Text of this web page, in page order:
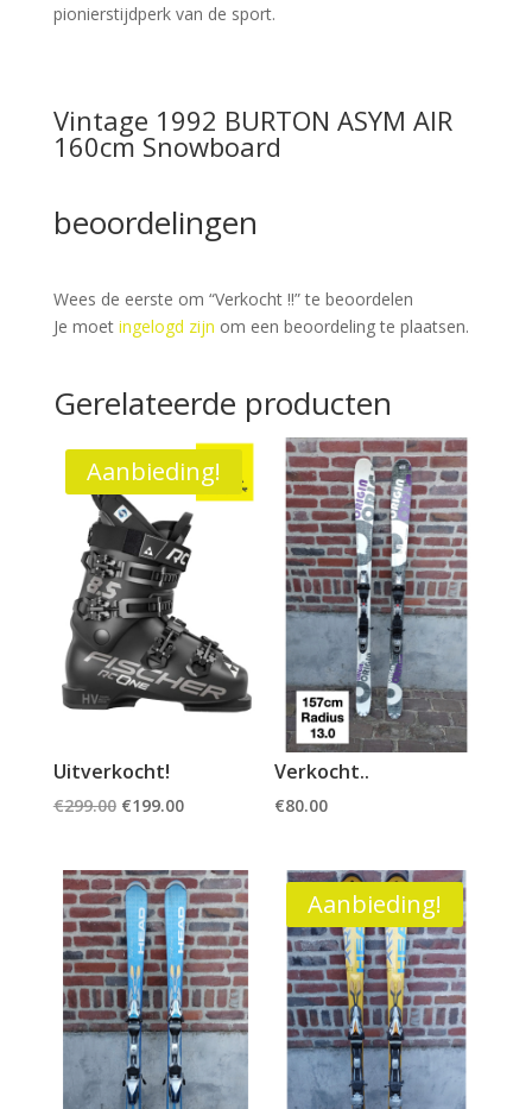
pionierstijdperk van de sport.
Vintage 1992 BURTON ASYM AIR
160cm Snowboard
beoordelingen
Wees de eerste om “Verkocht !!” te beoordelen
Je moet ingelogd zijn om een beoordeling te plaatsen.
Gerelateerde producten
Aanbieding!
Uitverkocht!
€299.00 Oorspronkelijke
was:
€299.00.
€199.00Huidige
is:
€199.00.
Verkocht..
€80.00
Aanbieding!